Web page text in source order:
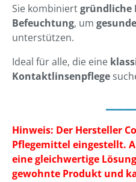
Sie kombiniertgründliche
Befeuchtung, um
unterstützen.
Ideal für alle, die eine
Kontaktlinsenpflege
Hinweis: Der Hersteller
Pflegemittel eingestellt.
eine gleichwertige
gewohnte Produkt und